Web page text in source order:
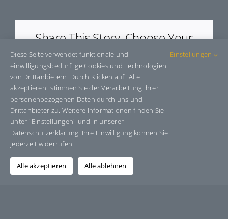
Share This Story, Choose Your
Platform!
Facebook Bluesky WhatsAppTelegram
E-
Mail
Über den Autor: Grafik-Design-Jutta-Sucker
Diese Seite verwendet funktionale und
einwilligungsbedürftige Cookies und Technologien
von Drittanbietern. Durch Klicken auf "Alle
akzeptieren" stimmen Sie der Verarbeitung Ihrer
personenbezogenen Daten durch uns und
Drittanbieter zu. Weitere Informationen finden Sie
unter "Einstellungen" und in unserer
Datenschutzerklärung. Ihre Einwilligung können Sie
jederzeit widerrufen.
Einstellungen
Alle akzeptieren Alle ablehnen